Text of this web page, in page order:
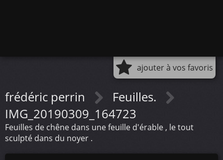
ajouter à vos favoris
frédéric perrin
Feuilles.
IMG_20190309_164723
Feuilles de chêne dans une feuille d'érable , le tout
sculpté dans du noyer .